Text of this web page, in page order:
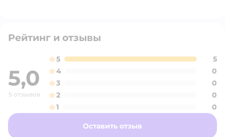
Рейтинг и отзывы
5,0
5 отзывов
5
5
4
0
3
0
2
0
1
0
Оставить отзыв